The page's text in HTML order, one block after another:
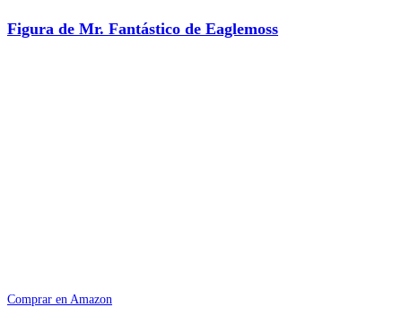
Figura de Mr. Fantástico de Eaglemoss
Comprar en Amazon